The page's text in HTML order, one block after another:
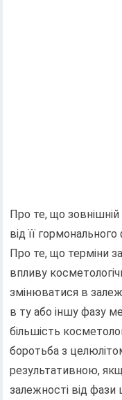
Про те, що
від її
Про те, що терміни
впливу
змінюватися в
в ту або іншу фазу
більшість
боротьба з
результативною,
залежності від фази